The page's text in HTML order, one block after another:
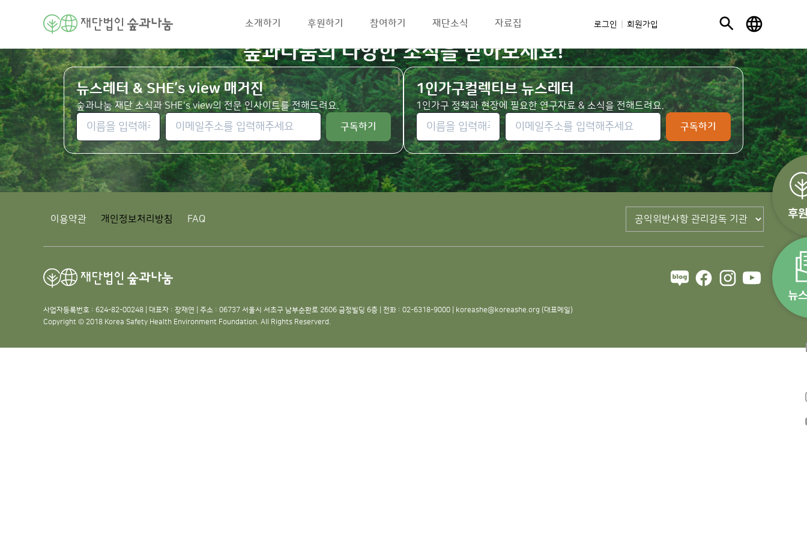
소개하기 후원하기 참여하기 재단소식 자료집 로그인 회원가입
숲과나눔의 다양한 소식을 받아보세요!
뉴스레터 & SHE’s view 매거진
숲과나눔 재단 소식과 SHE's view의 전문 인사이트를 전해드려요.
구독하기
1인가구컬렉티브 뉴스레터
1인가구 정책과 현장에 필요한 연구자료 & 소식을 전해드려요.
구독하기
이용약관 개인정보처리방침 FAQ
사업자등록번호 : 624-82-00248 | 대표자 : 장재연 | 주소 : 06737 서울시 서초구 남부순환로 2606 금정빌딩 6층 | 전화 : 02-6318-9000 | koreashe@koreashe.org (대표메일)
Copyright © 2018 Korea Safety Health Environment Foundation. All Rights Reserverd.